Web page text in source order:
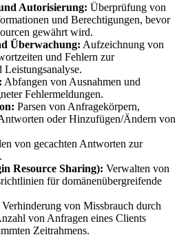
Autorisierung: Überprüfung von
und Berechtigungen, bevor
gewährt wird.
Überwachung: Aufzeichnung von
und Fehlern zur
Leistungsanalyse.
Abfangen von Ausnahmen und
Fehlermeldungen.
Parsen von Anfragekörpern,
oder Hinzufügen/Ändern von
von gecachten Antworten zur
Resource Sharing): Verwalten von
für domänenübergreifende
Verhinderung von Missbrauch durch
von Anfragen eines Clients
Zeitrahmens.